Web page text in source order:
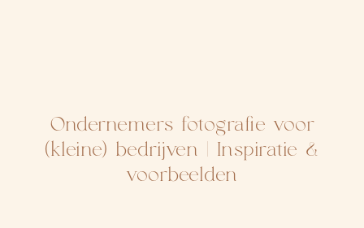
Ondernemers fotografie voor
(kleine) bedrijven | Inspiratie &
voorbeelden